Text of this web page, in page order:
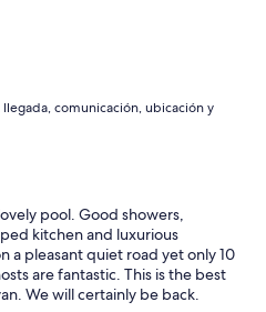
comunicación, ubicación y
pool. Good showers,
kitchen and luxurious
a pleasant quiet road yet only 10
are fantastic. This is the best
We will certainly be back.